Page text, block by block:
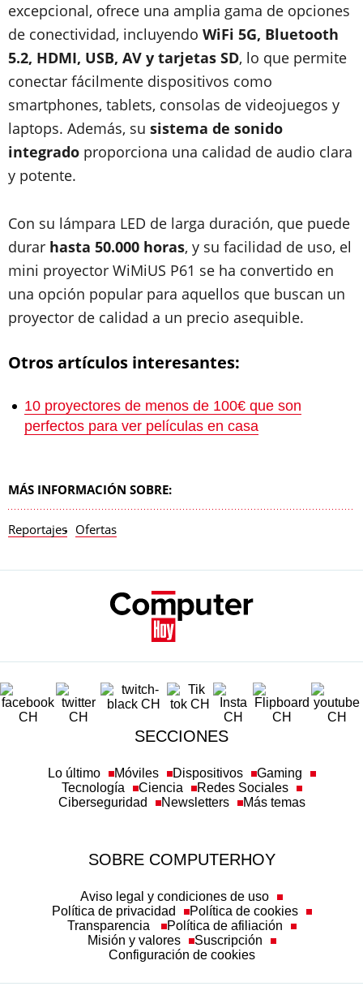
excepcional, ofrece una amplia gama de opciones
de conectividad, incluyendo WiFi 5G, Bluetooth
5.2, HDMI, USB, AV y tarjetas SD, lo que permite
conectar fácilmente dispositivos como
smartphones, tablets, consolas de videojuegos y
laptops. Además, su sistema de sonido
integrado proporciona una calidad de audio clara
y potente.
Con su lámpara LED de larga duración, que puede
durar hasta 50.000 horas, y su facilidad de uso, el
mini proyector WiMiUS P61 se ha convertido en
una opción popular para aquellos que buscan un
proyector de calidad a un precio asequible.
Otros artículos interesantes:
10 proyectores de menos de 100€ que son
perfectos para ver películas en casa
MÁS INFORMACIÓN SOBRE:
Reportajes Ofertas
SECCIONES
Lo último Móviles Dispositivos
Gaming
Tecnología
Ciencia
Redes Sociales
Ciberseguridad
Newsletters Más temas
SOBRE COMPUTERHOY
Aviso legal y condiciones de uso
Política de privacidad
Política de cookies
Transparencia
Política de afiliación
Misión y valores
Suscripción
Configuración de cookies